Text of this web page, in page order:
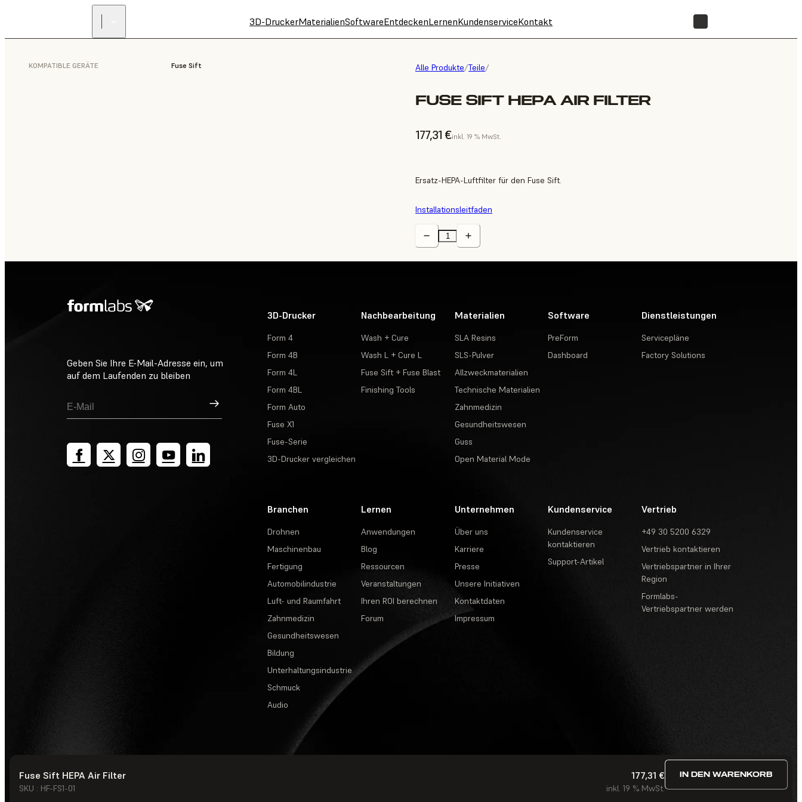
3D-DruckerMaterialienSoftwareEntdeckenLernenKundenserviceKontakt
Alle Produkte/Teile/
FUSE SIFT HEPA AIR FILTER
177,31 €inkl. 19 % MwSt.
KOMPATIBLE GERÄTE Fuse Sift
Ersatz-HEPA-Luftfilter für den Fuse Sift.
Installationsleitfaden
Fuse Sift HEPA Air Filter
SKU : HF-FS1-01
177,31 €
inkl. 19 % MwSt.
IN DEN WARENKORB
Geben Sie Ihre E-Mail-Adresse ein, um
auf dem Laufenden zu bleiben
Registrieren
3D-Drucker
Form 4
Form 4B
Form 4L
Form 4BL
Form Auto
Fuse X1
Fuse-Serie
3D-Drucker vergleichen
Nachbearbeitung
Wash + Cure
Wash L + Cure L
Fuse Sift + Fuse Blast
Finishing Tools
Materialien
SLA Resins
SLS-Pulver
Allzweckmaterialien
Technische Materialien
Zahnmedizin
Gesundheitswesen
Guss
Open Material Mode
Software
PreForm
Dashboard
Dienstleistungen
Servicepläne
Factory Solutions
Branchen
Drohnen
Maschinenbau
Fertigung
Automobilindustrie
Luft- und Raumfahrt
Zahnmedizin
Gesundheitswesen
Bildung
Unterhaltungsindustrie
Schmuck
Audio
Lernen
Anwendungen
Blog
Ressourcen
Veranstaltungen
Ihren ROI berechnen
Forum
Unternehmen
Über uns
Karriere
Presse
Unsere Initiativen
Kontaktdaten
Impressum
Kundenservice
Kundenservice
kontaktieren
Support-Artikel
Vertrieb
+49 30 5200 6329
Vertrieb kontaktieren
Vertriebspartner in Ihrer
Region
Formlabs-
Vertriebspartner werden
© Formlabs Wettbewerbe und Gewinnspiele